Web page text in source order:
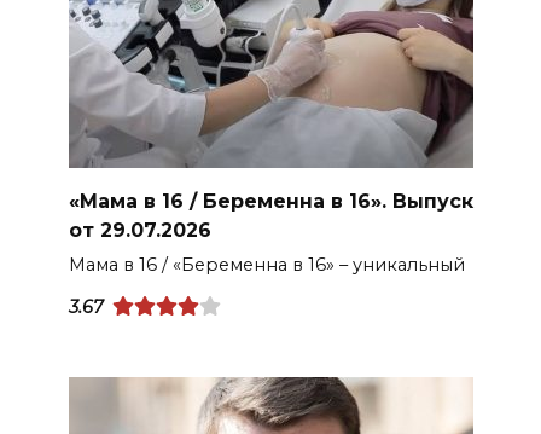
«Мама в 16 / Беременна в 16». Выпуск
от 29.07.2026
Мама в 16 / «Беременна в 16» – уникальный
3.67